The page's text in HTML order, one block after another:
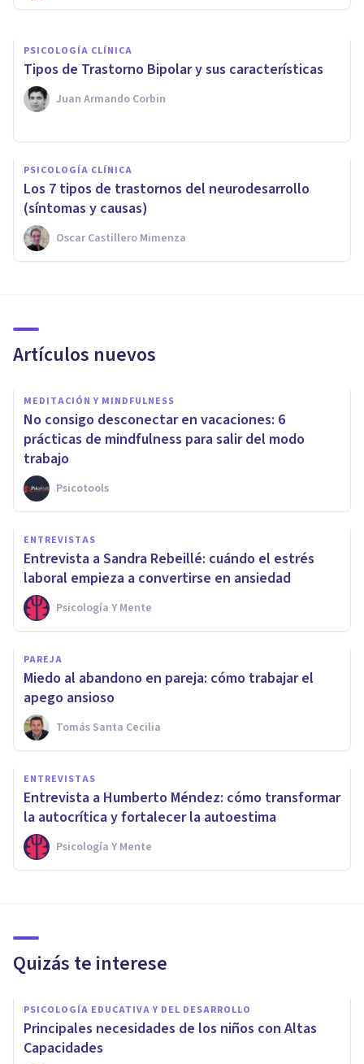
PSICOLOGÍA CLÍNICA
​Tipos de Trastorno Bipolar y sus características
Juan Armando Corbin
PSICOLOGÍA CLÍNICA
Los 7 tipos de trastornos del neurodesarrollo
(síntomas y causas)
Oscar Castillero Mimenza
Artículos nuevos
MEDITACIÓN Y MINDFULNESS
No consigo desconectar en vacaciones: 6
prácticas de mindfulness para salir del modo
trabajo
Psicotools
ENTREVISTAS
Entrevista a Sandra Rebeillé: cuándo el estrés
laboral empieza a convertirse en ansiedad
Psicología Y Mente
PAREJA
Miedo al abandono en pareja: cómo trabajar el
apego ansioso
Tomás Santa Cecilia
ENTREVISTAS
Entrevista a Humberto Méndez: cómo transformar
la autocrítica y fortalecer la autoestima
Psicología Y Mente
Quizás te interese
PSICOLOGÍA EDUCATIVA Y DEL DESARROLLO
Principales necesidades de los niños con Altas
Capacidades